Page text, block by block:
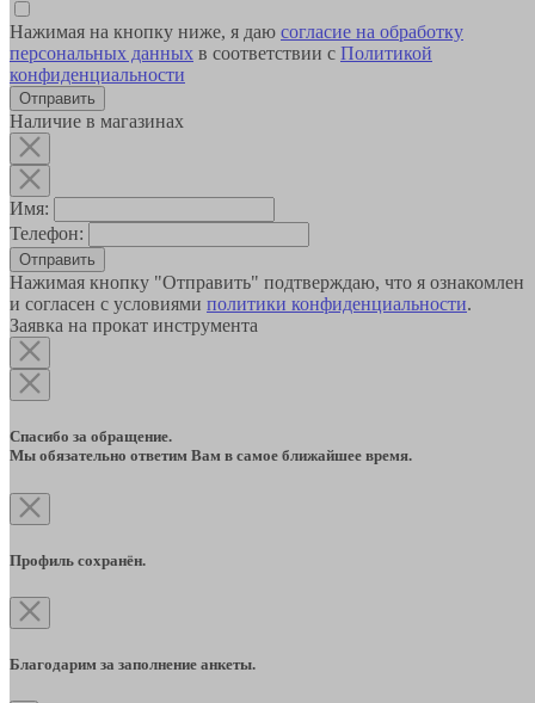
Нажимая на кнопку ниже, я даю согласие на обработку
персональных данных в соответствии с Политикой
конфиденциальности
Наличие в магазинах
Имя:
Телефон:
Отправить
Нажимая кнопку "Отправить" подтверждаю, что я ознакомлен
и согласен с условиями политики конфиденциальности.
Заявка на прокат инструмента
Спасибо за обращение.
Мы обязательно ответим Вам в самое ближайшее время.
Профиль сохранён.
Благодарим за заполнение анкеты.